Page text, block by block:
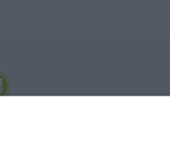
Serwis Informacyjny Miasta